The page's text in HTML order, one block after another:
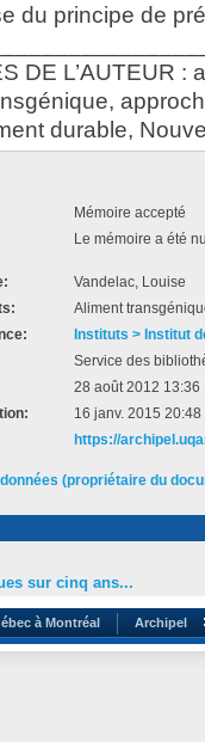
du principe de
DE L’AUTEUR
durable,
Mémoire accepté
Le mémoire a été
Vandelac, Louise
Aliment
Instituts > Institut
Service des
28 août 2012 13:36
16 janv. 2015 20:48
https://
(propriétaire du
sur cinq ans...
à Montréal Archipel